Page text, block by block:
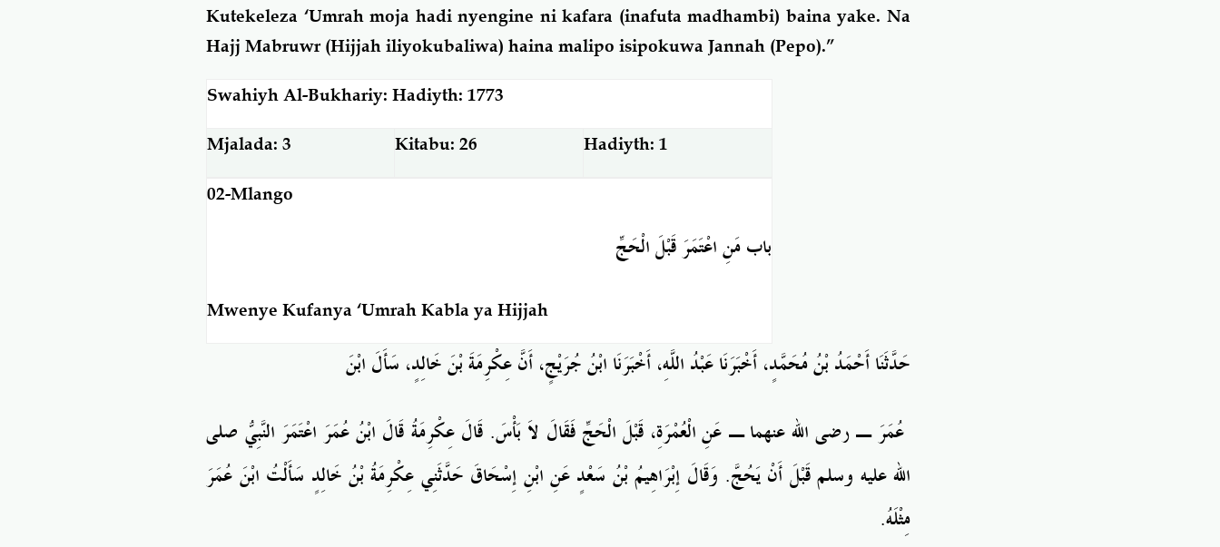
Kutekeleza ‘Umrah moja hadi nyengine ni kafara (inafuta madhambi) baina yake. Na
Hajj Mabruwr (Hijjah iliyokubaliwa) haina malipo isipokuwa Jannah (Pepo).”
Swahiyh Al-Bukhariy: Hadiyth: 1773
Mjalada: 3 Kitabu: 26 Hadiyth: 1
02-Mlango
بابمَنِ اعْتَمَرَ قَبْلَ الْحَجِّ
Mwenye Kufanya ‘Umrah Kabla ya Hijjah
حَدَّثَنَاأَحْمَدُ بْنُ مُحَمَّدٍ، أَخْبَرَنَاعَبْدُ اللَّهِ، أَخْبَرَنَا ابْنُ جُرَيْجٍ، أَنَّ عِكْرِمَةَ بْنَ خَالِدٍ، سَأَلَ ابْن
عُمَرَ ـرضى اللهعنهما ـ عَنِ الْعُمْرَةِ، قَبْلَ الْحَجِّ فَقَالَ لاَ بَأْسَ‏.‏ قَالَ عِكْرِمَةُ قَالَ ابْنُ عُمَرَ اعْتَمَرَ النَّبِيُّ صلى
اللهعليه وسلمقَبْلَ أَنْ يَحُجَّ‏.‏ وَقَالَ إِبْرَاهِيمُ بْنُ سَعْدٍ عَنِ ابْنِ إِسْحَاقَ حَدَّثَنِي عِكْرِمَةُ بْنُ خَالِدٍ سَأَلْتُ ابْنَ عُمَرَ
مِثْلَه.